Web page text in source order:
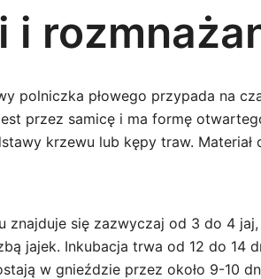
i
polniczka płowego przypada na
przez samicę i ma formę
krzewu lub kępy traw.
znajduje się zazwyczaj od 3 do 4
jajek. Inkubacja trwa od 12 do 14
w gnieździe przez około 9-10